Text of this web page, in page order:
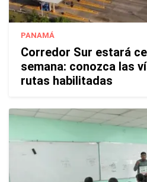
PANAMÁ
Corredor Sur estará
semana: conozca las
rutas habilitadas